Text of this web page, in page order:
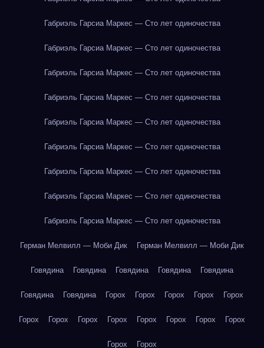
Габриэль Гарсиа Маркес — Сто лет одиночества
Габриэль Гарсиа Маркес — Сто лет одиночества
Габриэль Гарсиа Маркес — Сто лет одиночества
Габриэль Гарсиа Маркес — Сто лет одиночества
Габриэль Гарсиа Маркес — Сто лет одиночества
Габриэль Гарсиа Маркес — Сто лет одиночества
Габриэль Гарсиа Маркес — Сто лет одиночества
Габриэль Гарсиа Маркес — Сто лет одиночества
Габриэль Гарсиа Маркес — Сто лет одиночества
Герман Мелвилл — Моби Дик Герман Мелвилл — Моби Дик
Говядина Говядина Говядина Говядина Говядина
Говядина Говядина Горох Горох Горох Горох Горох
Горох Горох Горох Горох Горох Горох Горох Горох
Горох Горох